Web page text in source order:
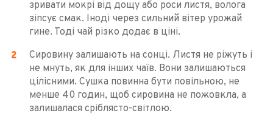
зривати мокрі від дощу або роси листя, волога
зіпсує смак. Іноді через сильний вітер урожай
гине. Тоді чай різко додає в ціні.
Сировину залишають на сонці. Листя не ріжуть і
не мнуть, як для інших чаїв. Вони залишаються
цілісними. Сушка повинна бути повільною, не
менше 40 годин, щоб сировина не пожовкла, а
залишалася сріблясто-світлою.